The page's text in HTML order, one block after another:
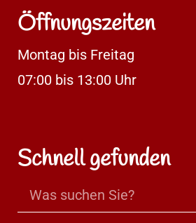
Öffnungszeiten
Montag bis Freitag
07:00 bis 13:00 Uhr
Schnell gefunden